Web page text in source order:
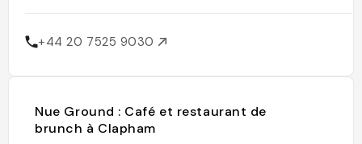
+44 20 7525 9030
Nue Ground : Café et restaurant de
brunch à Clapham